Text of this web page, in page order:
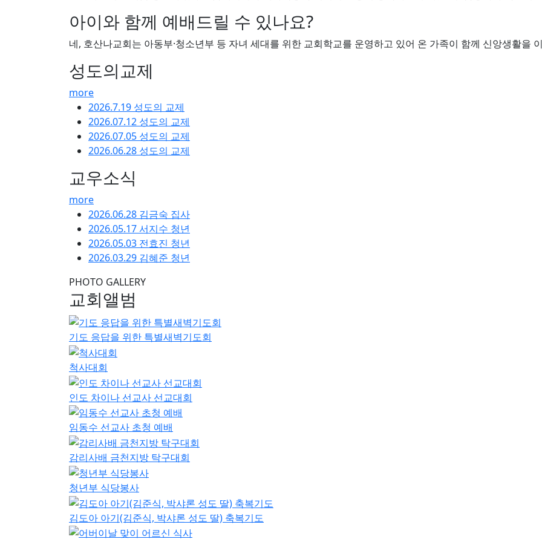
배와 다양한 신앙 프로그램을 운영하고 있습니다.
주일 대예배 매주 주일
주일설교
more
임마누엘
2026.08.04.설교자: 담임목사
예배시간
약도 및 주차
말씀영상
성도의 교제
새가족등록
자주 묻는 질문
호산나교회 예배시간은 언제인가요?
호산나교회는 주일 1부 예배 오전 9시 10분, 주일 2부 예배 오전 11시, 주일 오후예배 오후 2시 30분에 드립니다
오후 8시 30분이며, 새벽기도회는 매일 오전 5시에 진행됩니다.
호산나교회는 어디에 있나요?
서울특별시 금천구 독산제1동 시흥대로139길 25에 위치해 있습니다. 자세한 오시는 길과 주차 안내는 약도 및